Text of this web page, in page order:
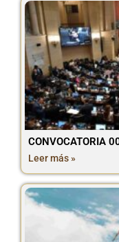
CONVOCATORIA
Leer más »